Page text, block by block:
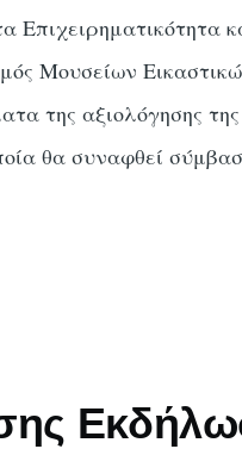
Επιχειρηματικότητα
Μουσείων
της αξιολόγησης της
θα συναφθεί